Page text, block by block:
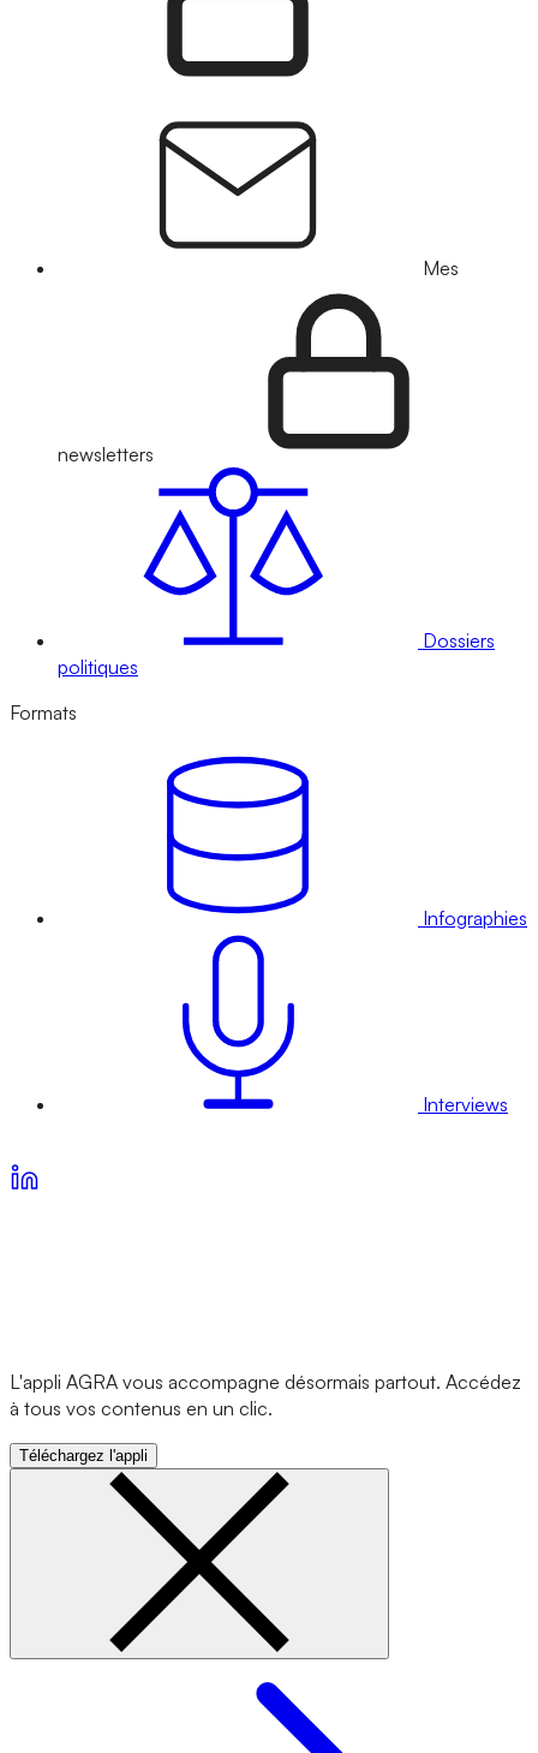
Mes
newsletters
Dossiers
politiques
Formats
Infographies
Interviews
L'appli AGRA vous accompagne désormais partout. Accédez
à tous vos contenus en un clic.
Téléchargez l'appli